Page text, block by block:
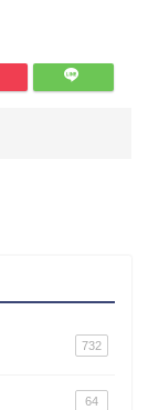
732
64